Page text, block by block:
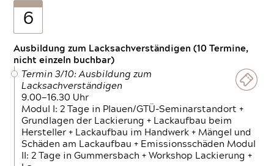
6
Ausbildung zum Lacksachverständigen (10 Termine,
nicht einzeln buchbar)
Termin 3/10: Ausbildung zum
Lacksachverständigen
9.00—16.30 Uhr
Modul I: 2 Tage in Plauen/GTÜ-Seminarstandort +
Grundlagen der Lackierung + Lackaufbau beim
Hersteller + Lackaufbau im Handwerk + Mängel und
Schäden am Lackaufbau + Emissionsschäden Modul
II: 2 Tage in Gummersbach + Workshop Lackierung +